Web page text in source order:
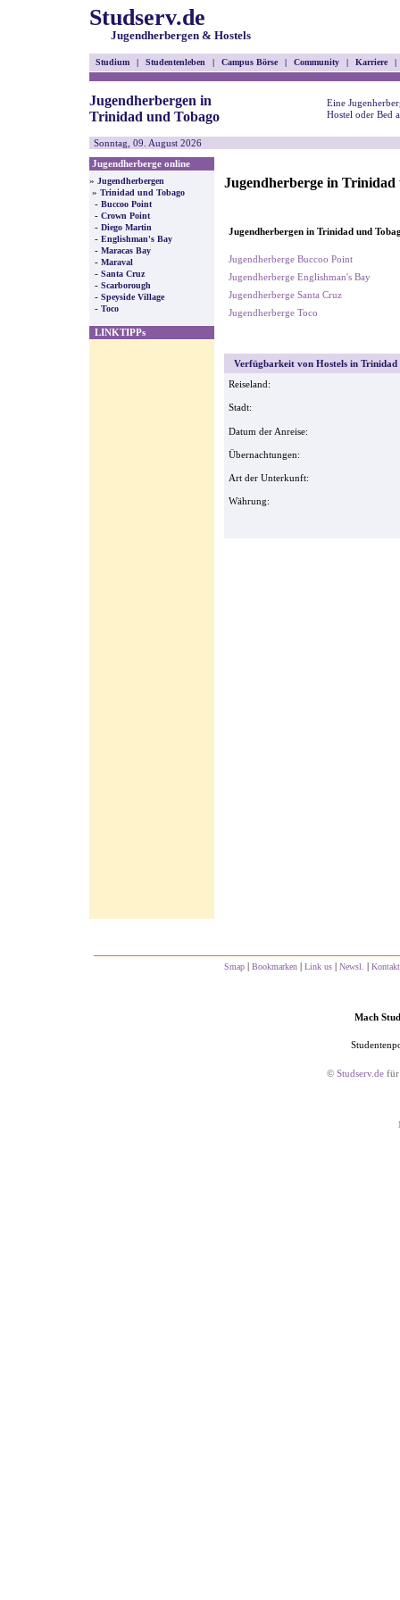
Studserv.de
Jugendherbergen & Hostels
Studium | Studentenleben | Campus Börse | Community | Karriere |
Jugendherbergen in
Trinidad und Tobago
Eine
Hostel oder Bed
Sonntag, 09. August 2026
Jugendherberge online
» Jugendherbergen
» Trinidad und Tobago
- Buccoo Point
- Crown Point
- Diego Martin
- Englishman's Bay
- Maracas Bay
- Maraval
- Santa Cruz
- Scarborough
- Speyside Village
- Toco
LINKTIPPs
Jugendherberge in Trinidad
Jugendherbergen in Trinidad und
Jugendherberge Buccoo Point
Jugendherberge Englishman's Bay
Jugendherberge Santa Cruz
Jugendherberge Toco
Verfügbarkeit von Hostels in Trinidad
Reiseland:
Stadt:
Datum der Anreise:
Übernachtungen:
Art der Unterkunft:
Währung:
Smap | Bookmarken | Link us | Newsl. | Kontakt
Mach
© Studserv.de für